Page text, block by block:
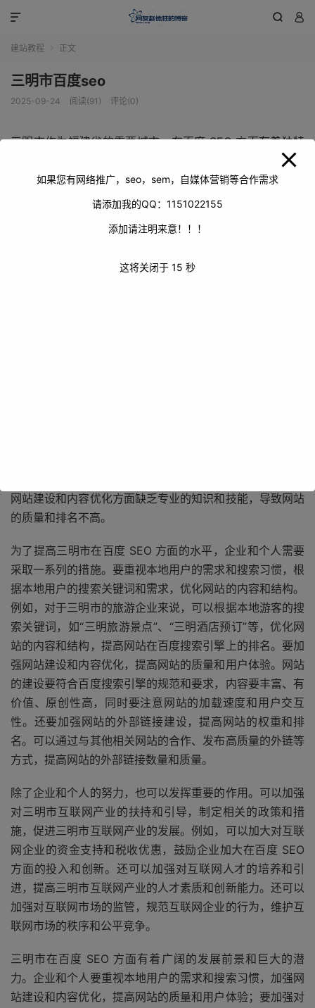
 

建站教程 正文
三明市百度seo
2025-09-24 阅读(91) 评论(0)
三明市作为福建省的重要城市，在百度 SEO 方面有着独特
的优势和挑战。随着互联网的快速发展，企业和个人都越来
越重视在百度搜索引擎上的排名，以获取更多的流量和曝光
度。本文将探讨三明市在百度 SEO 方面的现状、挑战以及
网站建设和内容优化方面缺乏专业的知识和技能，导致网站
的质量和排名不高。
为了提高三明市在百度 SEO 方面的水平，企业和个人需要
采取一系列的措施。要重视本地用户的需求和搜索习惯，根
据本地用户的搜索关键词和需求，优化网站的内容和结构。
例如，对于三明市的旅游企业来说，可以根据本地游客的搜
索关键词，如“三明旅游景点”、“三明酒店预订”等，优化网
站的内容和结构，提高网站在百度搜索引擎上的排名。要加
强网站建设和内容优化，提高网站的质量和用户体验。网站
的建设要符合百度搜索引擎的规范和要求，内容要丰富、有
价值、原创性高，同时要注意网站的加载速度和用户交互
性。还要加强网站的外部链接建设，提高网站的权重和排
名。可以通过与其他相关网站的合作、发布高质量的外链等
方式，提高网站的外部链接数量和质量。
除了企业和个人的努力，也可以发挥重要的作用。可以加强
对三明市互联网产业的扶持和引导，制定相关的政策和措
施，促进三明市互联网产业的发展。例如，可以加大对互联
网企业的资金支持和税收优惠，鼓励企业加大在百度 SEO
方面的投入和创新。还可以加强对互联网人才的培养和引
进，提高三明市互联网产业的人才素质和创新能力。还可以
加强对互联网市场的监管，规范互联网企业的行为，维护互
联网市场的秩序和公平竞争。
三明市在百度 SEO 方面有着广阔的发展前景和巨大的潜
力。企业和个人要重视本地用户的需求和搜索习惯，加强网
站建设和内容优化，提高网站的质量和用户体验；要加强对
如果您有网络推广，seo，sem，自媒体营销等合作需求
请添加我的QQ：1151022155
添加请注明来意！！！
这将关闭于 15 秒